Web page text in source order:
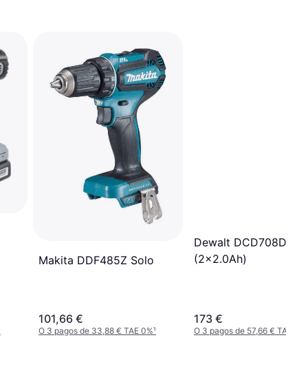
Makita DDF485Z Solo
101,66 €
O 3 pagos de 33,88 € TAE 0%¹
Dewalt DCD708D2T-
(2x2.0Ah)
173 €
O 3 pagos de 57,66 € TAE 0%